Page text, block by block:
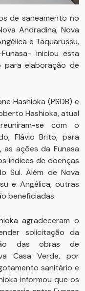
de saneamento no
Andradina, Nova
e Taquarussu,
iniciou esta
para elaboração de
Hashioka (PSDB) e
Hashioka, atual
se com o
Flávio Brito, para
ações da Funasa
índices de doenças
Sul. Além de Nova
e Angélica, outras
beneficiadas.
agradeceram o
solicitação da
das obras de
Casa Verde, por
sanitário e
informou que os